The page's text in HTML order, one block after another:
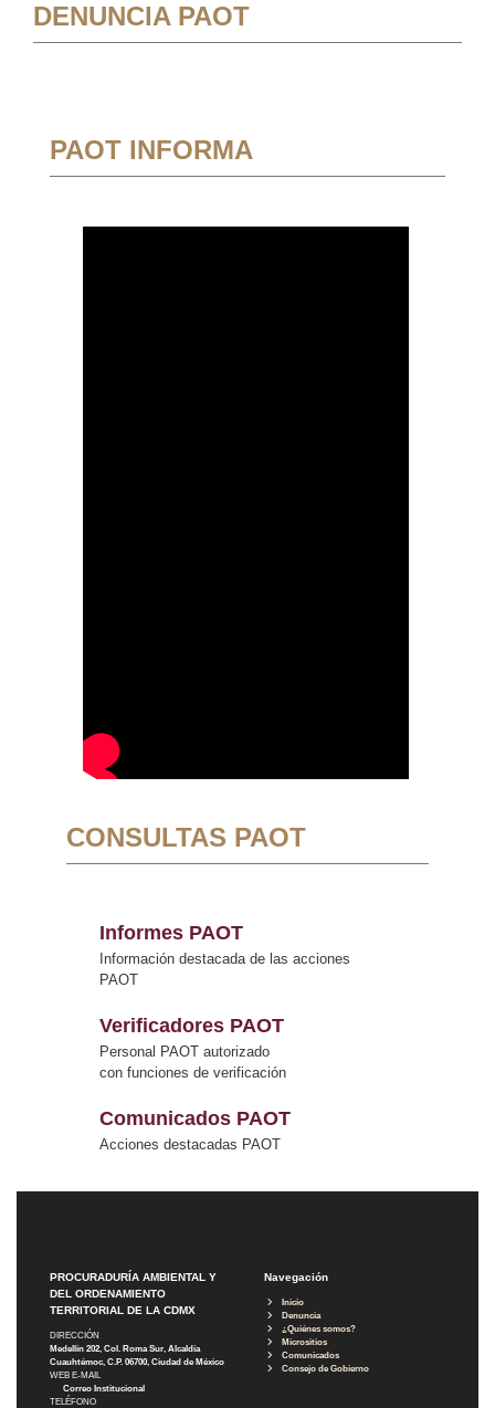
DENUNCIA PAOT
PAOT INFORMA
CONSULTAS PAOT
Informes PAOT
Información destacada de las acciones
PAOT
Verificadores PAOT
Personal PAOT autorizado
con funciones de verificación
Comunicados PAOT
Acciones destacadas PAOT
PROCURADURÍA AMBIENTAL Y
DEL ORDENAMIENTO
TERRITORIAL DE LA CDMX
DIRECCIÓN
Medellín 202, Col. Roma Sur, Alcaldía
Cuauhtémoc, C.P. 06700, Ciudad de México
WEB E-MAIL
Correo Institucional
TELÉFONO
Navegación
Inicio
Denuncia
¿Quiénes somos?
Micrositios
Comunicados
Consejo de Gobierno